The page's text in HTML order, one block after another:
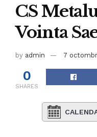
CS
Vointa
by admin 7
0
SHARES